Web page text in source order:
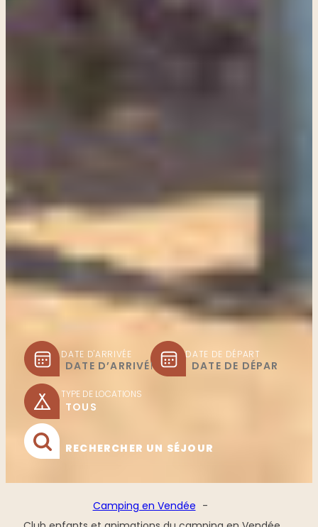
DATE D'ARRIVÉE DATE DE DÉPART
TYPE DE LOCATIONS
RECHERCHER UN SÉJOUR
Camping en Vendée